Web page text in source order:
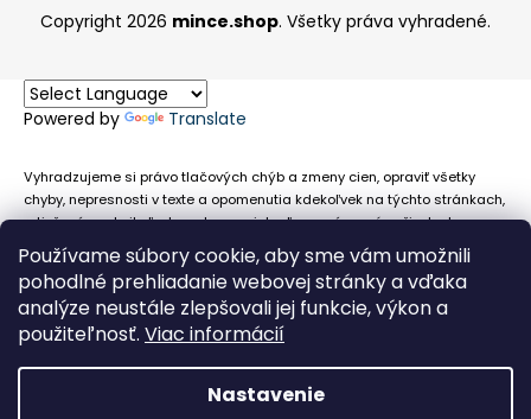
Používame súbory cookie, aby sme vám umožnili
pohodlné prehliadanie webovej stránky a vďaka
analýze neustále zlepšovali jej funkcie, výkon a
použiteľnosť. Viac informácií
Nastavenie
Copyright 2026 mince.shop. Všetky práva vyhradené.
Powered by Translate
Vyhradzujeme si právo tlačových chýb a zmeny cien, opraviť všetky
chyby, nepresnosti v texte a opomenutia kdekoľvek na týchto stránkach,
a tiež právo akejkoľvek osobe zamietnuť neoprávnenú požiadavku na
chybne uvedený text. Na stránkach sa môžu vyskytnúť technické
nepresnosti a typografické chyby alebo opomenutia v súvislosti s
informáciami zobrazenými na týchto stránkach, nevyplýva nám žiadna
povinnosť ani zodpovednosť v prípade, že sa spoliehajú na nepresné
informácie poskytované na týchto stránkach.